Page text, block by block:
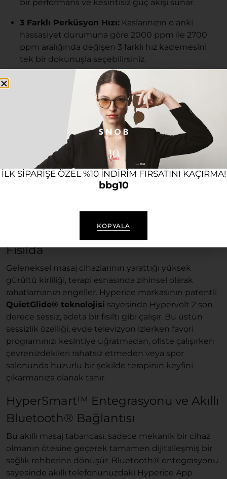
bir performans ve kesintisiz güç akışı sunar.
3 Farklı Perküsyon Hızı: Kaslarınızın o anki
hassasiyet durumuna göre 2000 ppm ile 2700
ppm aralığında değişen 3 farklı hız kademesini
tek bir dokunuşla seçebilirsiniz.
Uzun Ömürlü Batarya:Yüksek kapasiteli şarj
edilebilir lityum iyon pili, tam şarj ile3 saate
kesintisiz kablosuz kullanım süresi
sağlayarak özgürlüğünüzü destekler.
Patentli Basınç Sensör Teknolojisi:Ne kadar
güç uygulandığını gösteren bu teknoloji
sayesinde, uygulama esnasında kas grubuna
uyguladığınız kuvveti anlık ve görsel olarak takip
edebilirsiniz. Bu akıllı yönlendirme, en doğru
uygulamanızı garantiler.
QuietGlide® Teknolojisi ile Sessizce
Fısılda
Geleneksel masaj cihazlarının yarattığı yüksek
gürültü kirliliği, terapi esnasında zihinsel olarak
rahatlamanızı engeller. Hyperice markasının patentli
QuietGlide® teknolojisi sayesinde Hypervolt 2 son
derece sessiz, adeta bir fısıltı gibi çalışır. Bu üstün
sessizlik özelliği, evde televizyon izlerken favori
programınızı kesintiye uğratmadan, ofiste çalışırken
çevrenizdekileri rahatsız etmeden veya spor
salonunda huzurlu bir şekilde terapinin keyfini
çıkarmanıza olanak tanır.
HyperSmart™ Entegrasyonu ve Akıllı
Bluetooth® Bağlantısı
Bu akıllı masaj tabancası, sadece mekanik bir cihaz
olmanın ötesine geçerek tamamen dijitalleşmiş bir
sağlık rehberine dönüşür. Bluetooth® entegrasyonu
sayesinde akıllı telefonunuzdaki Hyperice App
ILK SIPARIŞE ÖZEL %10 INDIRIM FIRSATINI KAÇIRMA!
bbg10
KOPYALA